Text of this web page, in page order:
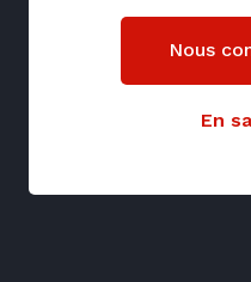
Nous
En